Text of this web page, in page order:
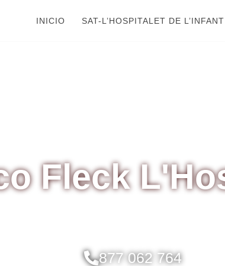
INICIO SAT-L’HOSPITALET DE L’INFANT
Fleck
877 062 764